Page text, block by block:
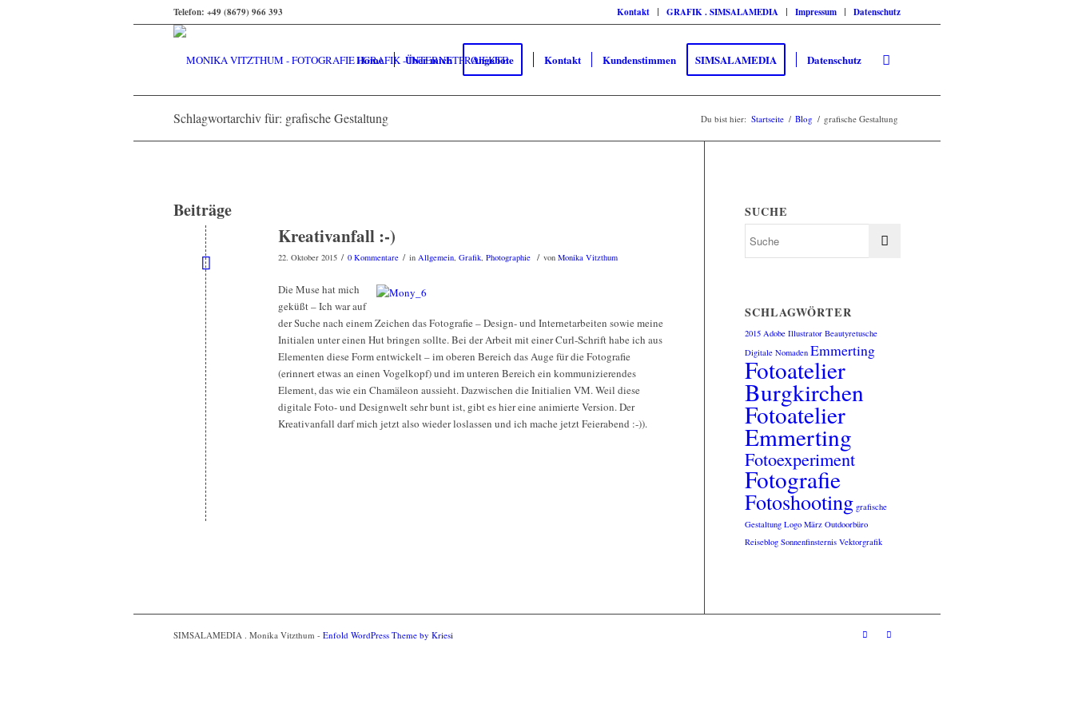
Kontakt GRAFIK . SIMSALAMEDIA Impressum Datenschutz
Telefon: +49 (8679) 966 393
Home Über mich Angebote Kontakt Kundenstimmen SIMSALAMEDIA Datenschutz
Schlagwortarchiv für: grafische Gestaltung Du bist hier: Startseite / Blog / grafische Gestaltung
Beiträge
Kreativanfall :-)
22. Oktober 2015 / 0 Kommentare / in Allgemein, Grafik, Photographie / von Monika Vitzthum
Die Muse hat mich
geküßt – Ich war auf
der Suche nach einem Zeichen das Fotografie – Design- und Internetarbeiten sowie meine
Initialen unter einen Hut bringen sollte. Bei der Arbeit mit einer Curl-Schrift habe ich aus
Elementen diese Form entwickelt – im oberen Bereich das Auge für die Fotografie
(erinnert etwas an einen Vogelkopf) und im unteren Bereich ein kommunizierendes
Element, das wie ein Chamäleon aussieht. Dazwischen die Initialien VM. Weil diese
digitale Foto- und Designwelt sehr bunt ist, gibt es hier eine animierte Version. Der
Kreativanfall darf mich jetzt also wieder loslassen und ich mache jetzt Feierabend :-)).
SUCHE
SCHLAGWÖRTER
2015 Adobe Illustrator Beautyretusche
Digitale Nomaden Emmerting
Fotoatelier
Burgkirchen
Fotoatelier
Emmerting
Fotoexperiment
Fotografie
Fotoshooting grafische
Gestaltung Logo März Outdoorbüro
Reiseblog Sonnenfinsternis Vektorgrafik
SIMSALAMEDIA . Monika Vitzthum - Enfold WordPress Theme by Kriesi